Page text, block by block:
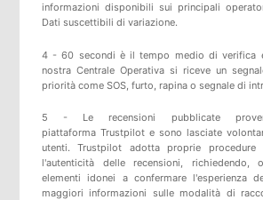
informazioni disponibili sui principali
Dati suscettibili di variazione.
4 - 60 secondi è il tempo medio di verifica
nostra Centrale Operativa si riceve un
priorità come SOS, furto, rapina o segnale di
5 - Le recensioni pubblicate
piattaforma Trustpilote sono lasciate
utenti.Trustpilot adotta proprie procedure
l'autenticità delle recensioni, richiedendo,
elementi idonei a confermare l'esperienza
maggiori informazioni sulle modalità di